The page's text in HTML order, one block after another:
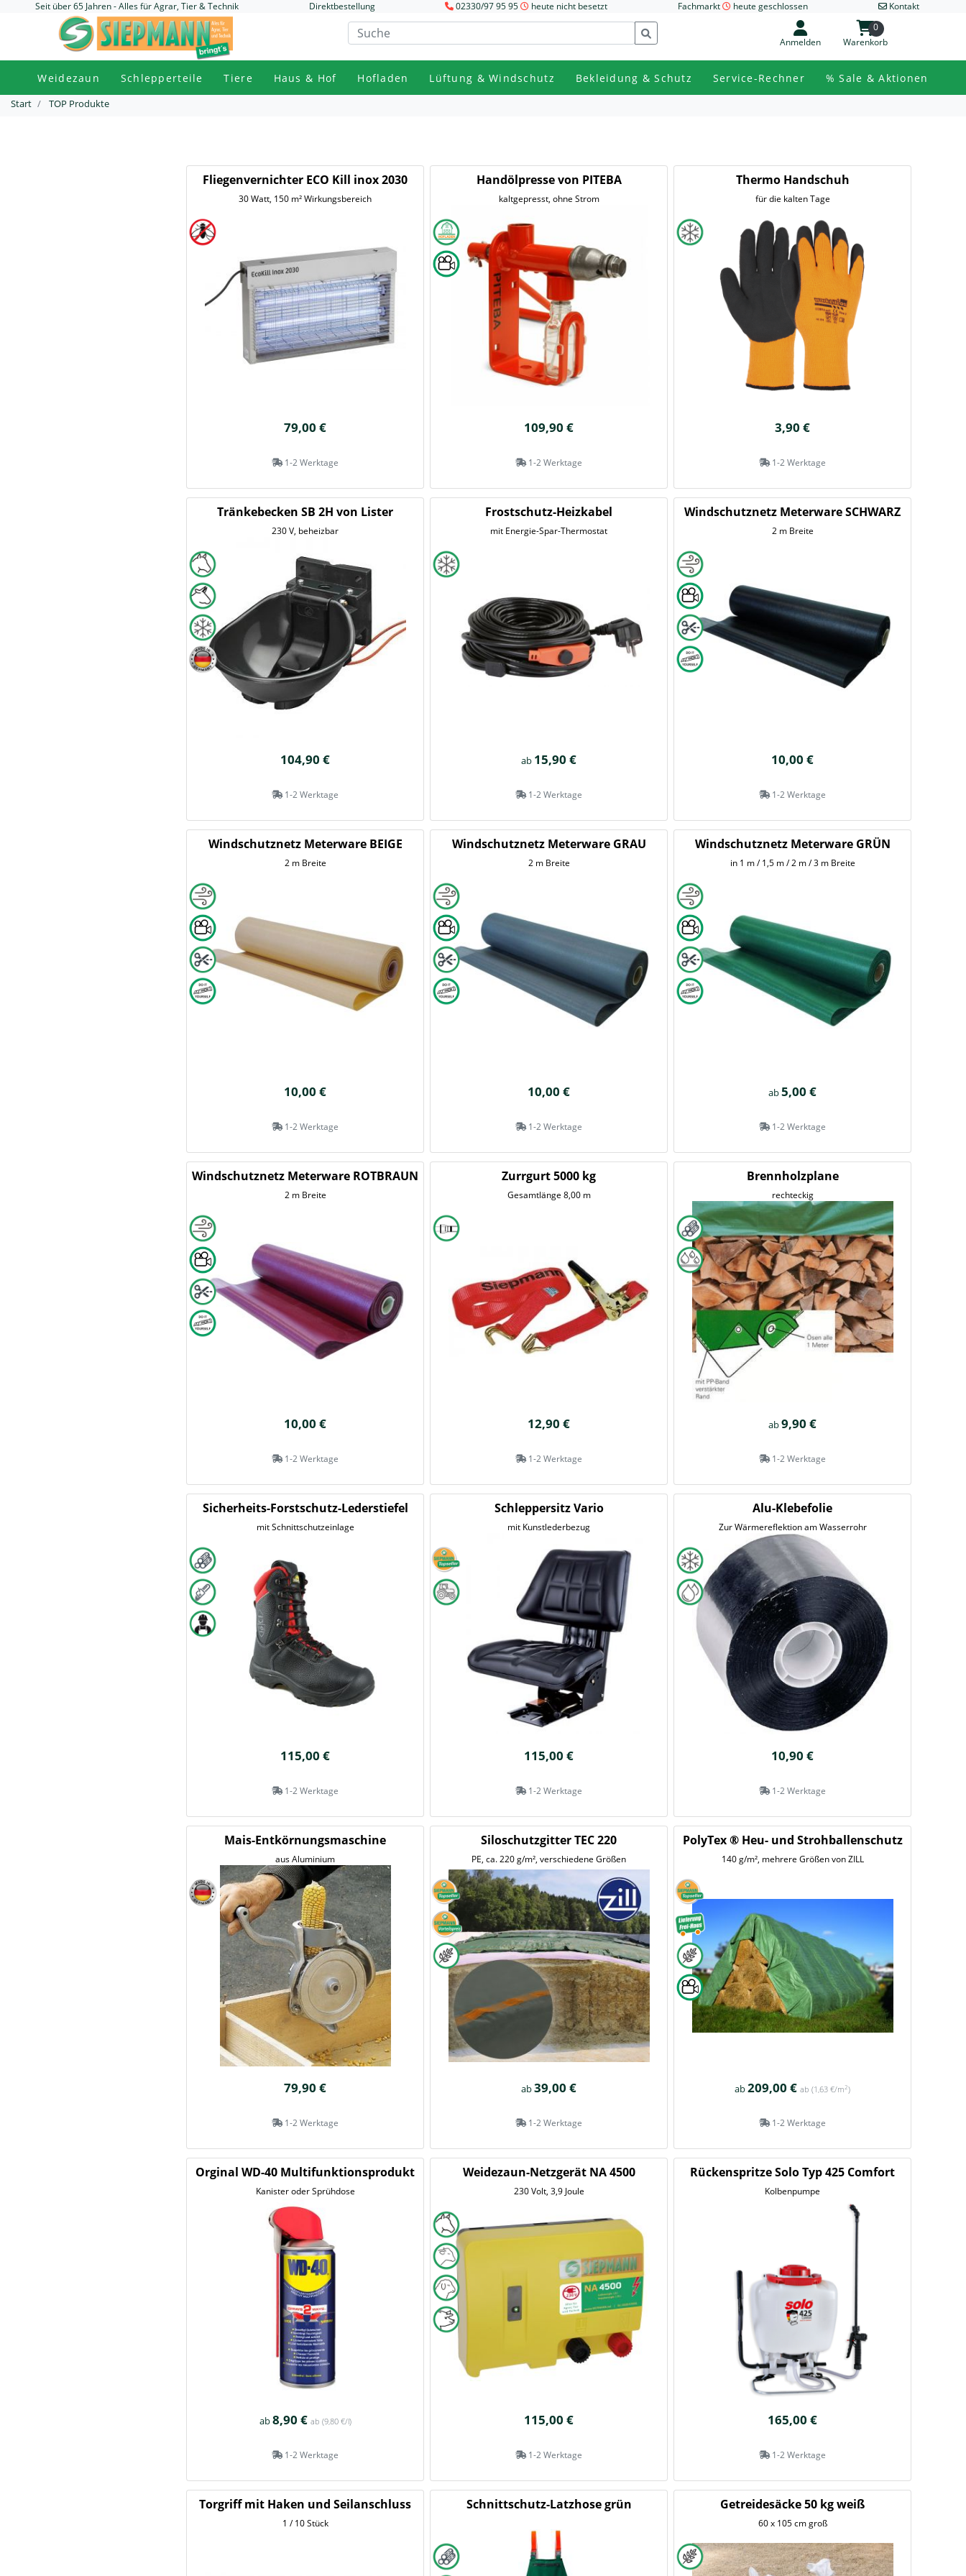
Seit über 65 Jahren - Alles für Agrar, Tier & Technik Direktbestellung 02330/97 95 95 heute nicht besetzt Fachmarkt heute geschlossen Kontakt
Anmelden Warenkorb
0
Weidezaun Schlepperteile Tiere Haus & Hof Hofladen Lüftung & Windschutz Bekleidung & Schutz Service-Rechner % Sale & Aktionen
Start TOP Produkte
Fliegenvernichter ECO Kill inox 2030
30 Watt, 150 m² Wirkungsbereich
79,00 €
1-2 Werktage
Handölpresse von PITEBA
kaltgepresst, ohne Strom
109,90 €
1-2 Werktage
Thermo Handschuh
für die kalten Tage
3,90 €
1-2 Werktage
Tränkebecken SB 2H von Lister
230 V, beheizbar
104,90 €
1-2 Werktage
Frostschutz-Heizkabel
mit Energie-Spar-Thermostat
ab 15,90 €
1-2 Werktage
Windschutznetz Meterware SCHWARZ
2 m Breite
10,00 €
1-2 Werktage
Windschutznetz Meterware BEIGE
2 m Breite
10,00 €
1-2 Werktage
Windschutznetz Meterware GRAU
2 m Breite
10,00 €
1-2 Werktage
Windschutznetz Meterware GRÜN
in 1 m / 1,5 m / 2 m / 3 m Breite
ab5,00 €
1-2 Werktage
Windschutznetz Meterware ROTBRAUN
2 m Breite
10,00 €
1-2 Werktage
Zurrgurt 5000 kg
Gesamtlänge 8,00 m
12,90 €
1-2 Werktage
Brennholzplane
rechteckig
ab9,90 €
1-2 Werktage
Sicherheits-Forstschutz-Lederstiefel
mit Schnittschutzeinlage
115,00 €
1-2 Werktage
Schleppersitz Vario
mit Kunstlederbezug
115,00 €
1-2 Werktage
Alu-Klebefolie
Zur Wärmereflektion am Wasserrohr
10,90 €
1-2 Werktage
Mais-Entkörnungsmaschine
aus Aluminium
79,90 €
1-2 Werktage
Siloschutzgitter TEC 220
PE, ca. 220 g/m², verschiedene Größen
ab39,00 €
1-2 Werktage
PolyTex ® Heu- und Strohballenschutz
140 g/m², mehrere Größen von ZILL
ab209,00 € ab (1,63 €/m2)
1-2 Werktage
Orginal WD-40 Multifunktionsprodukt
Kanister oder Sprühdose
ab8,90 € ab (9,80 €/l)
1-2 Werktage
Weidezaun-Netzgerät NA 4500
230 Volt, 3,9 Joule
115,00 €
1-2 Werktage
Rückenspritze Solo Typ 425 Comfort
Kolbenpumpe
165,00 €
1-2 Werktage
Torgriff mit Haken und Seilanschluss
1 / 10 Stück
Schnittschutz-Latzhose grün Getreidesäcke 50 kg weiß
60 x 105 cm groß